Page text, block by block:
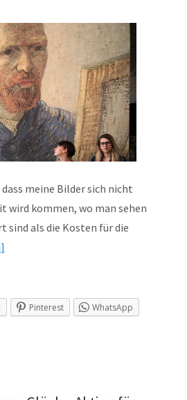
meine Bilder sich nicht
wird kommen, wo man sehen
sind als die Kosten für die
Pinterest
WhatsApp